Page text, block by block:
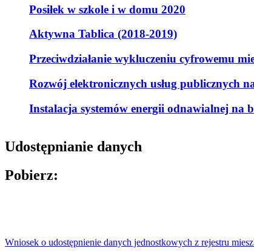
Posiłek w szkole i w domu 2020
Aktywna Tablica (2018-2019)
Przeciwdziałanie wykluczeniu cyfrowemu
Rozwój elektronicznych usług publicznych
Instalacja systemów energii odnawialnej na
Udostępnianie danych
Pobierz:
Wniosek o udostępnienie danych jednostkowych z rejestru